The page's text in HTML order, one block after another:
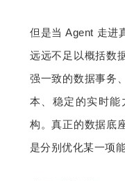
但是当 Agent 走进
远远不足以概括数
强一致的数据事务
本、稳定的实时能
构。真正的数据底
是分别优化某一项能